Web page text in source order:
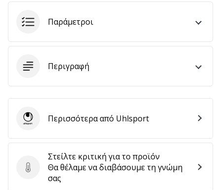
Εμφάνιση
των
άρθρων
Παράμετροι
Περιγραφή
Στείλτε κριτική για το προϊόν
Στείλτε κριτική για το προϊόν
Θα θέλαμε να διαβάσουμε τη γνώμη
σας
UhlsportΠερισσότερα από Uhlsport